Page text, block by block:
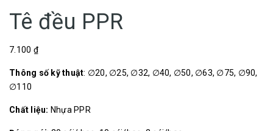
Tê đều PPR
7.100 ₫
Thông số kỹ thuật: ∅20, ∅25, ∅32, ∅40, ∅50, ∅63, ∅75, ∅90,
∅110
Chất liệu: Nhựa PPR